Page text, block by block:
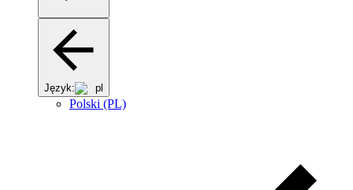
Język: pl
Polski (PL)